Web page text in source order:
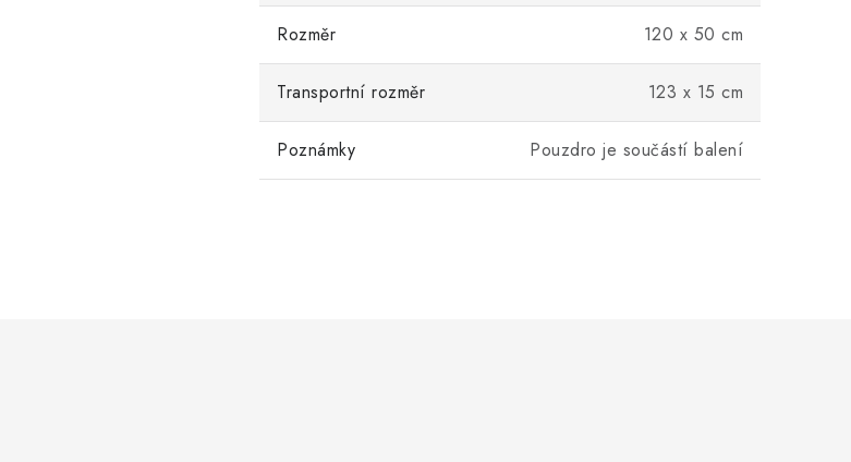
Rozměr 120 x 50 cm
Transportní rozměr 123 x 15 cm
Poznámky Pouzdro je součástí balení